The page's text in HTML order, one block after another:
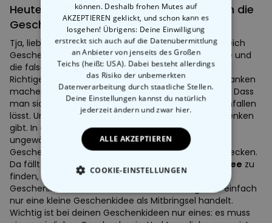
Heute die Geschenkidee - morgen schon die
Geschenke
Tja, liebe Geschenke Freunde: Geschenk ist nicht gleich
Geschenk. Es gibt nämlich die geniale Geschenkidee und
die falsche Geschenkidee. Leuchtet ein.
Richtige
Geschenke bedeuten, dass man sich Gedanken
machen und eineGeschenkideeentwickeln muss. Dass
man sich bei seinem Geschenk etwas Originelles einfallen
lässt. Und sich auch ein wenig Mühe mit den Geschenken
gibt. In der Geschenke Welt von radbag, der Welt
ungewöhnlicher, origineller Geschenkideen, die aus
Geschenken Erlebnisse machen, gibt es viel zu entdecken.
Da fällt es wirklich leicht, die passendeGeschenkidee zu
finden, ganz egal, ob es sich dabei um ein schönes
Geschenk an Weihnachten, zum Geburtstag oder einfach
nur eine kleine Geschenkidee als Mitbringsel handelt.
Wichtig ist bei deinen Geschenkideen nur eines: es muss
können. Deshalb frohen Mutes auf
AKZEPTIEREN geklickt, und schon kann es
losgehen! Übrigens: Deine Einwilligung
erstreckt sich auch auf die Datenübermittlung
an Anbieter von jenseits des Großen
Teichs (heißt: USA). Dabei besteht allerdings
das Risiko der unbemerkten
Datenverarbeitung durch staatliche Stellen.
Deine Einstellungen kannst du natürlich
jederzeit ändern und zwar hier.
ALLE AKZEPTIEREN
COOKIE-EINSTELLUNGEN
ESSENTIELL